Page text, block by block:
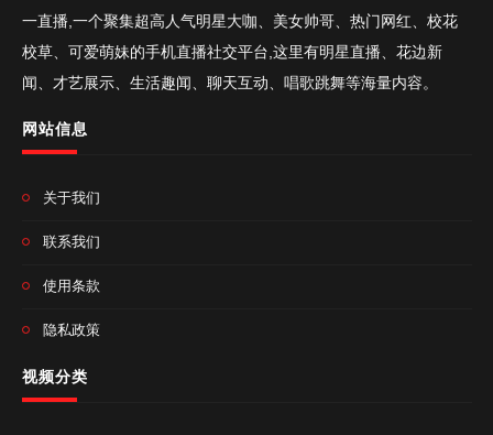
一直播,一个聚集超高人气明星大咖、美女帅哥、热门网红、校花
校草、可爱萌妹的手机直播社交平台,这里有明星直播、花边新
闻、才艺展示、生活趣闻、聊天互动、唱歌跳舞等海量内容。
网站信息
关于我们
联系我们
使用条款
隐私政策
视频分类